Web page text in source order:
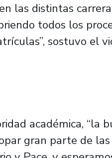
las distintas
todos los
sostuvo el
académica, “la
gran parte de